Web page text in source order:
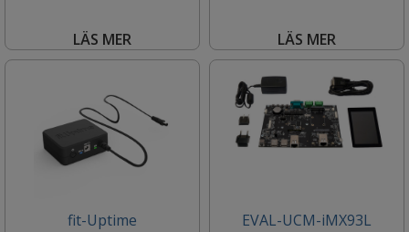
LÄS MER LÄS MER
fit-Uptime EVAL-UCM-iMX93L